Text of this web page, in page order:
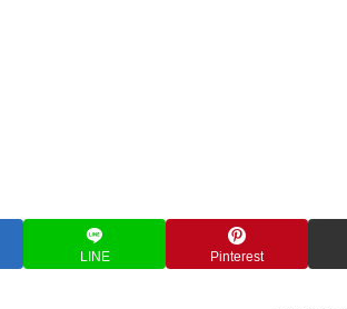
LINE Pinterest